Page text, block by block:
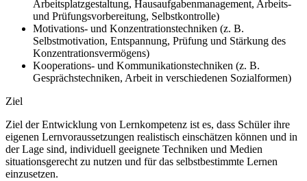
Arbeitsplatzgestaltung, Hausaufgabenmanagement, Arbeits-
und Prüfungsvorbereitung, Selbstkontrolle)
Motivations- und Konzentrationstechniken (z. B.
Selbstmotivation, Entspannung, Prüfung und Stärkung des
Konzentrationsvermögens)
Kooperations- und Kommunikationstechniken (z. B.
Gesprächstechniken, Arbeit in verschiedenen Sozialformen)
Ziel
Ziel der Entwicklung von Lernkompetenz ist es, dass Schüler ihre
eigenen Lernvoraussetzungen realistisch einschätzen können und in
der Lage sind, individuell geeignete Techniken und Medien
situationsgerecht zu nutzen und für das selbstbestimmte Lernen
einzusetzen.